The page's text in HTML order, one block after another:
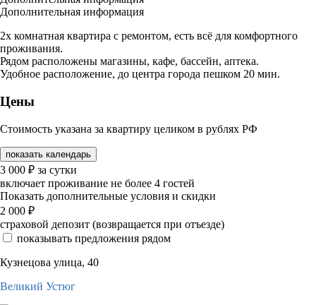
Дополнительная информация
2х комнатная квартира с ремонтом, есть всё для комфортного
проживания.
Рядом расположены магазины, кафе, бассейн, аптека.
Удобное расположение, до центра города пешком 20 мин.
Цены
Стоимость указана за квартиру целиком в рублях РФ
показать календарь
3 000 ₽ за сутки
включает проживание не более 4 гостей
Показать дополнительные условия и скидки
2 000 ₽
страховой депозит (возвращается при отъезде)
показывать предложения рядом
Кузнецова улица, 40
Великий Устюг